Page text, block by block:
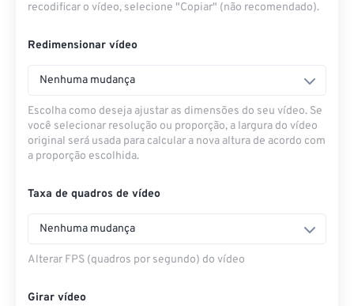
recodificar o vídeo, selecione "Copiar" (não recomendado).
Redimensionar vídeo
Nenhuma mudança
Escolha como deseja ajustar as dimensões do seu vídeo. Se
você selecionar resolução ou proporção, a largura do vídeo
original será usada para calcular a nova altura de acordo com
a proporção escolhida.
Taxa de quadros de vídeo
Nenhuma mudança
Alterar FPS (quadros por segundo) do vídeo
Girar vídeo